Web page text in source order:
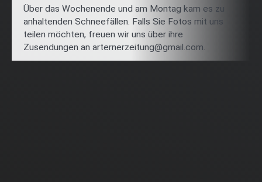
Über das Wochenende und am Montag kam es zu
anhaltenden Schneefällen. Falls Sie Fotos mit uns
teilen möchten, freuen wir uns über ihre
Zusendungen an arternerzeitung@gmail.com.